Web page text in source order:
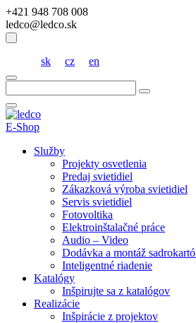
+421 948 708 008
ledco@ledco.sk
sk cz en
E-Shop
Služby
Projekty osvetlenia
Predaj svietidiel
Zákazková výroba svietidiel
Servis svietidiel
Fotovoltika
Elektroinštalačné práce
Audio – Video
Dodávka a montáž
Inteligentné riadenie
Katalógy
Inšpirujte sa z katalógov
Realizácie
Inšpirácie z projektov